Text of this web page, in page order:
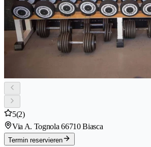
5(2)
Via A. Tognola 66710 Biasca
Termin reservieren